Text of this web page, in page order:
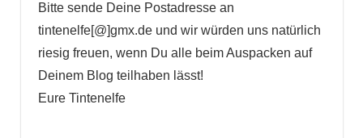
Bitte sende Deine Postadresse an
tintenelfe[@]gmx.de und wir würden uns natürlich
riesig freuen, wenn Du alle beim Auspacken auf
Deinem Blog teilhaben lässt!
Eure Tintenelfe